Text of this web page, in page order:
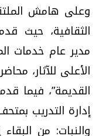
وعلى هامش
الثقافية، حيث
مدير عام خدمات
الأعلى للآثار،
القديمة”، فيما
إدارة التدريب
والنبات: من البقاء